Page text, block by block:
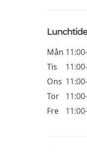
Mån
Tis
Ons
Tor
Fre